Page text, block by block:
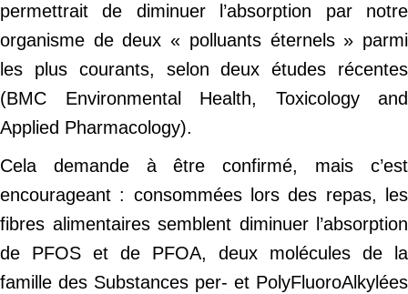
permettrait de diminuer l’absorption par notre
organisme de deux « polluants éternels » parmi
les plus courants, selon deux études récentes
(BMC Environmental Health, Toxicology and
Applied Pharmacology).
Cela demande à être confirmé, mais c’est
encourageant : consommées lors des repas, les
fibres alimentaires semblent diminuer l’absorption
de PFOS et de PFOA, deux molécules de la
famille des Substances per- et PolyFluoroAlkylées